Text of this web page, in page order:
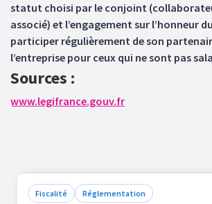
statut choisi par le conjoint
associé) et l’engagement sur l’honneur
participer régulièrement de son
l’entreprise pour ceux qui ne sont pas
Sources :
www.legifrance.gouv.fr
Fiscalité Réglementation